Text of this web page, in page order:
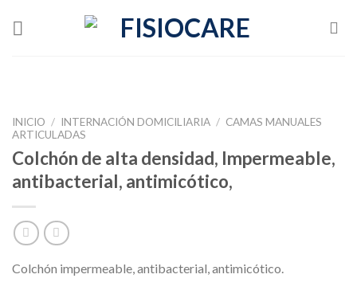
INICIO / INTERNACIÓN DOMICILIARIA / CAMAS MANUALES
ARTICULADAS
Colchón de alta densidad, Impermeable,
antibacterial, antimicótico,
Colchón impermeable, antibacterial, antimicótico.